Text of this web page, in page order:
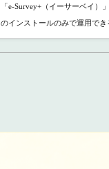
「e-Survey+（イーサーベイ）
のインストールのみで運用でき